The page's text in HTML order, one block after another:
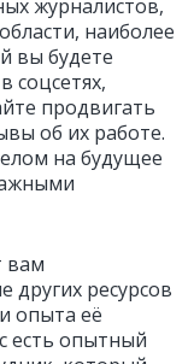
журналистов,
наиболее
вы будете
соцсетях,
продвигать
об их работе.
на будущее
вам
других ресурсов
опыта её
есть опытный